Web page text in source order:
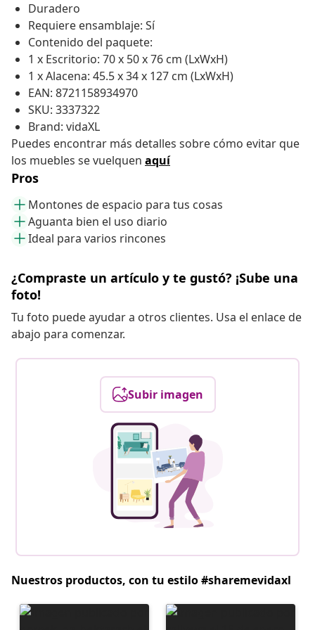
Duradero
Requiere ensamblaje: Sí
Contenido del paquete:
1 x Escritorio: 70 x 50 x 76 cm (LxWxH)
1 x Alacena: 45.5 x 34 x 127 cm (LxWxH)
EAN: 8721158934970
SKU: 3337322
Brand: vidaXL
Puedes encontrar más detalles sobre cómo evitar que
los muebles se vuelquen aquí
Pros
Montones de espacio para tus cosas
Aguanta bien el uso diario
Ideal para varios rincones
¿Compraste un artículo y te gustó? ¡Sube una
foto!
Tu foto puede ayudar a otros clientes. Usa el enlace de
abajo para comenzar.
Subir imagen
Nuestros productos, con tu estilo #sharemevidaxl